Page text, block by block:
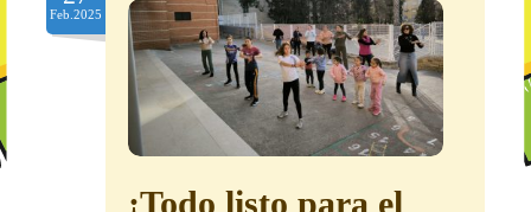
Feb.2025
¡Todo listo para el